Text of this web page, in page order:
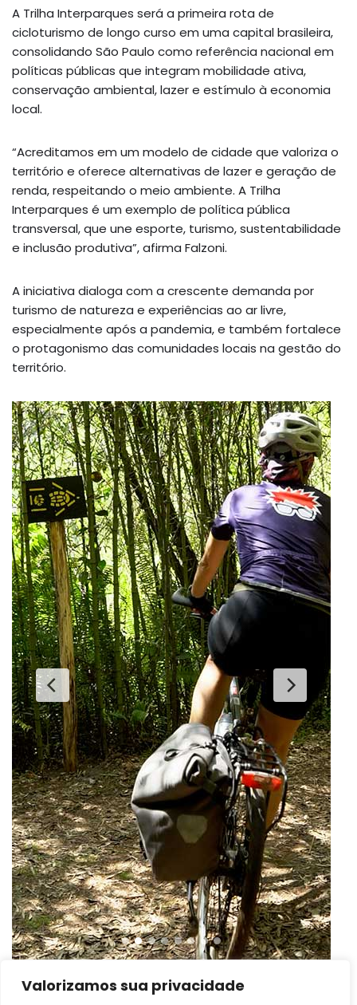
Valorizamos sua privacidade
A Trilha Interparques será a primeira rota de
cicloturismo de longo curso em uma capital brasileira,
consolidando São Paulo como referência nacional em
políticas públicas que integram mobilidade ativa,
conservação ambiental, lazer e estímulo à economia
local.
“Acreditamos em um modelo de cidade que valoriza o
território e oferece alternativas de lazer e geração de
renda, respeitando o meio ambiente. A Trilha
Interparques é um exemplo de política pública
transversal, que une esporte, turismo, sustentabilidade
e inclusão produtiva”, afirma Falzoni.
A iniciativa dialoga com a crescente demanda por
turismo de natureza e experiências ao ar livre,
especialmente após a pandemia, e também fortalece
o protagonismo das comunidades locais na gestão do
território.